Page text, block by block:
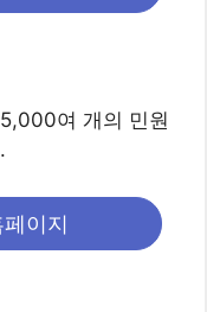
여 개의 민원
이지